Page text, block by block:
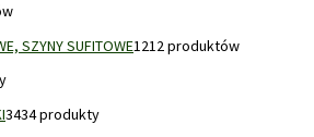
SZYNY SUFITOWE1212 produktów
3434 produkty